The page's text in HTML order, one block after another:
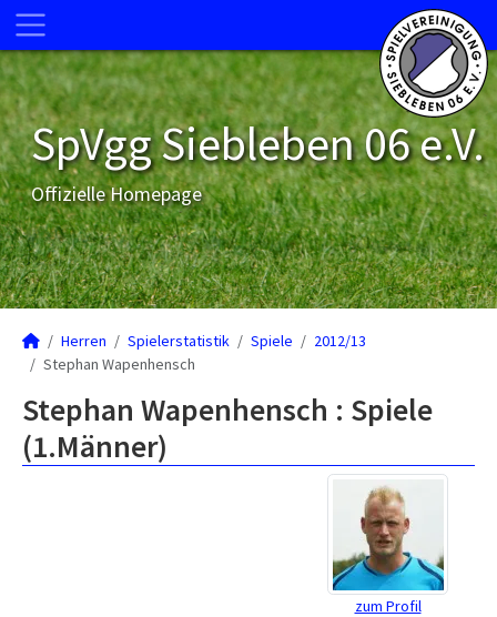
SpVgg Siebleben 06 e.V.
Offizielle Homepage
Herren Spielerstatistik Spiele
2012/13
Stephan Wapenhensch
Stephan Wapenhensch : Spiele
(1.Männer)
zum Profil